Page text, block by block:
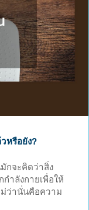
หรือยัง?
กจะคิดว่าสิ่ง
ำลังกายเพื่อให้
ม่ว่านั่นคือความ